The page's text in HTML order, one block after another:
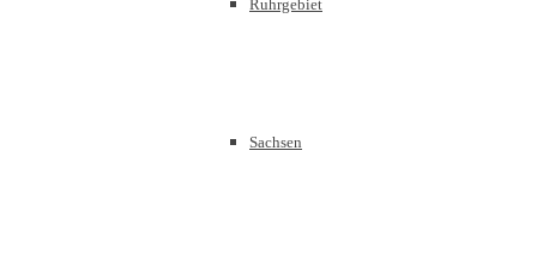
Ruhrgebiet
Sachsen